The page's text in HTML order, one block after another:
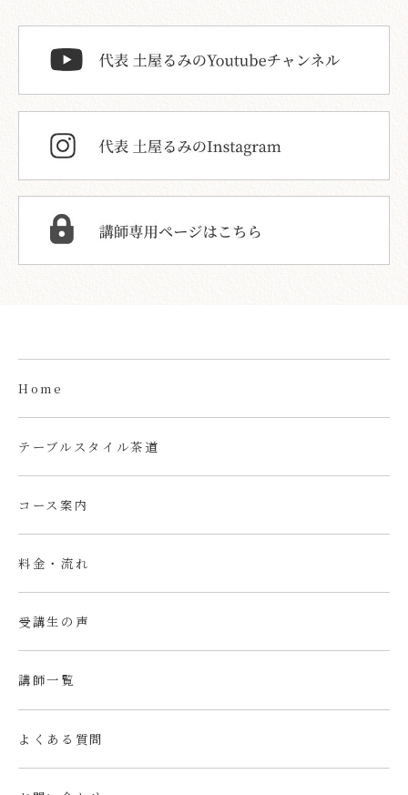
Home
テーブルスタイル茶道
コース案内
料金・流れ
受講生の声
講師一覧
よくある質問